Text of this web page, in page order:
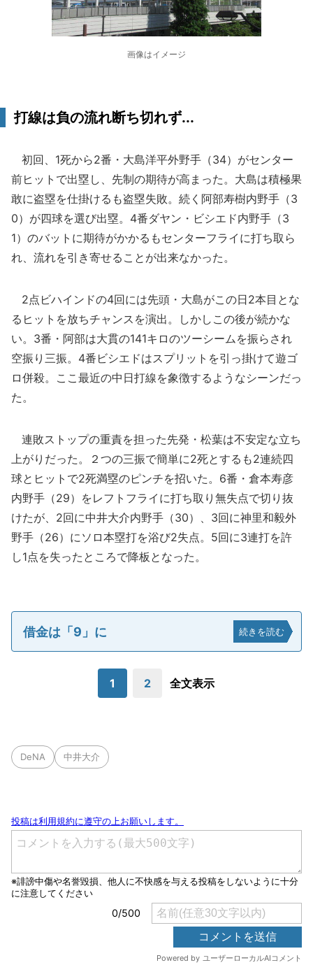
画像はイメージ
打線は負の流れ断ち切れず...
初回、1死から2番・大島洋平外野手（34）がセンター
前ヒットで出塁し、先制の期待が高まった。大島は積極果
敢に盗塁を仕掛けるも盗塁失敗。続く阿部寿樹内野手（3
0）が四球を選び出塁。4番ダヤン・ビシエド内野手（3
1）のバットに期待がかかるもセンターフライに打ち取ら
れ、流れを引き寄せることが出来なかった。
2点ビハインドの4回には先頭・大島がこの日2本目とな
るヒットを放ちチャンスを演出。しかしこの後が続かな
い。3番・阿部は大貫の141キロのツーシームを振らされ
空振り三振。4番ビシエドはスプリットを引っ掛けて遊ゴ
ロ併殺。ここ最近の中日打線を象徴するようなシーンだっ
た。
連敗ストップの重責を担った先発・松葉は不安定な立ち
上がりだった。２つの三振で簡単に2死とするも2連続四
球とヒットで2死満塁のピンチを招いた。6番・倉本寿彦
内野手（29）をレフトフライに打ち取り無失点で切り抜
けたが、2回に中井大介内野手（30）、3回に神里和毅外
野手（26）にソロ本塁打を浴び2失点。5回に3連打を許
し1点を失ったところで降板となった。
借金は「9」に 続きを読む
1 2 全文表示
DeNA 中井大介